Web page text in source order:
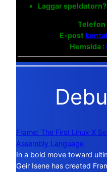
Laggar speldatorn?
Telefon
E-post
Hemsida :
Frame: The First Linux X
Assembly Language
In a bold move toward
Geir Isene has created